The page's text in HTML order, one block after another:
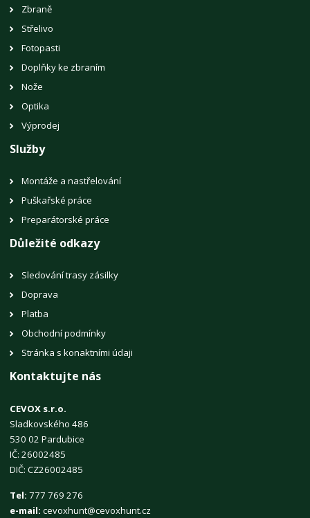
Zbraně
Střelivo
Fotopasti
Doplňky ke zbraním
Nože
Optika
Výprodej
Služby
Montáže a nastřelování
Puškařské práce
Preparátorské práce
Důležité odkazy
Sledování trasy zásilky
Doprava
Platba
Obchodní podmínky
Stránka s konaktními údaji
Kontaktujte nás
CEVOX s.r.o.
Sladkovského 486
530 02 Pardubice
IČ: 26002485
DIČ: CZ26002485
Tel:777 769 276
e-mail: cevoxhunt@cevoxhunt.cz